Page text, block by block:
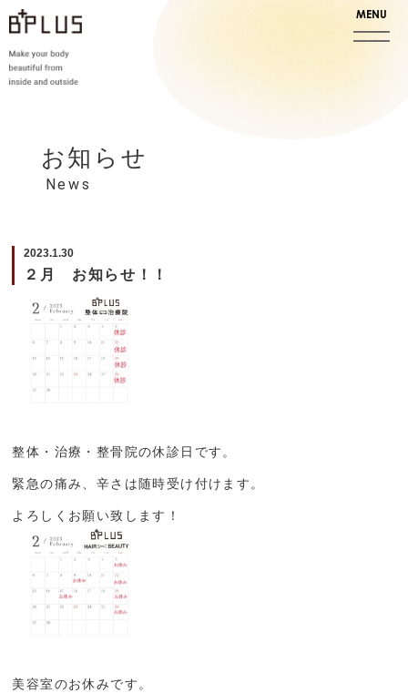
お知らせ
News
2023.1.30
２月 お知らせ！！
整体・治療・整骨院の休診日です。
緊急の痛み、辛さは随時受け付けます。
よろしくお願い致します！
美容室のお休みです。